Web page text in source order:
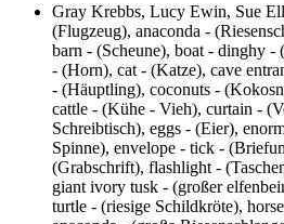
Gray Krebbs, Lucy Ewin, Sue
(Flugzeug), anaconda -
barn - (Scheune), boat - dinghy -
- (Horn), cat - (Katze), cave
- (Häuptling), coconuts -
cattle - (Kühe - Vieh), curtain -
Schreibtisch), eggs - (Eier),
Spinne), envelope - tick -
(Grabschrift), flashlight -
giant ivory tusk - (großer
turtle - (riesige Schildkröte),